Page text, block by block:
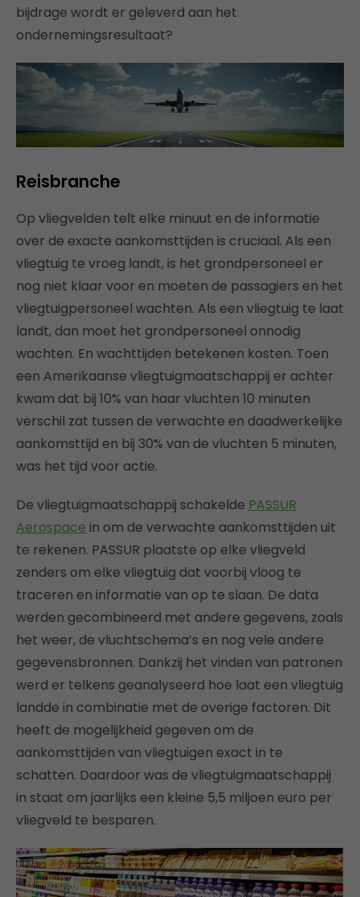
bijdrage wordt er geleverd aan het
ondernemingsresultaat?
Reisbranche
Op vliegvelden telt elke minuut en de informatie
over de exacte aankomsttijden is cruciaal. Als een
vliegtuig te vroeg landt, is het grondpersoneel er
nog niet klaar voor en moeten de passagiers en het
vliegtuigpersoneel wachten. Als een vliegtuig te laat
landt, dan moet het grondpersoneel onnodig
wachten. En wachttijden betekenen kosten. Toen
een Amerikaanse vliegtuigmaatschappij er achter
kwam dat bij 10% van haar vluchten 10 minuten
verschil zat tussen de verwachte en daadwerkelijke
aankomsttijd en bij 30% van de vluchten 5 minuten,
was het tijd voor actie.
De vliegtuigmaatschappij schakelde PASSUR
Aerospace in om de verwachte aankomsttijden uit
te rekenen. PASSUR plaatste op elke vliegveld
zenders om elke vliegtuig dat voorbij vloog te
traceren en informatie van op te slaan. De data
werden gecombineerd met andere gegevens, zoals
het weer, de vluchtschema’s en nog vele andere
gegevensbronnen. Dankzij het vinden van patronen
werd er telkens geanalyseerd hoe laat een vliegtuig
landde in combinatie met de overige factoren. Dit
heeft de mogelijkheid gegeven om de
aankomsttijden van vliegtuigen exact in te
schatten. Daardoor was de vliegtuigmaatschappij
in staat om jaarlijks een kleine 5,5 miljoen euro per
vliegveld te besparen.